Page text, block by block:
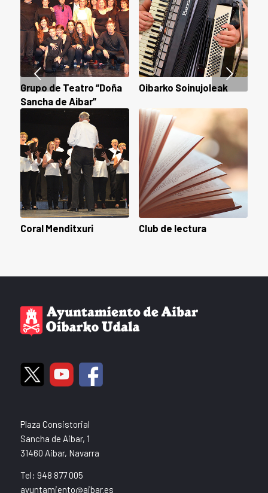
Grupo de Teatro “Doña
Sancha de Aibar”
Oibarko Soinujoleak
Coral Menditxuri Club de lectura
Posterior
Plaza Consistorial
Sancha de Aibar, 1
31460 Aibar, Navarra
Tel: 948 877 005
ayuntamiento@aibar.es